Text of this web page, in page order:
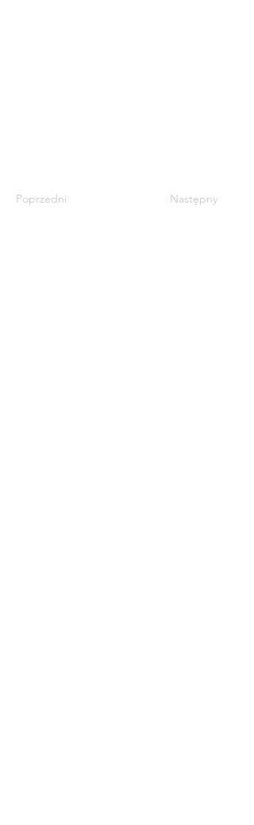
Poprzedni Następny